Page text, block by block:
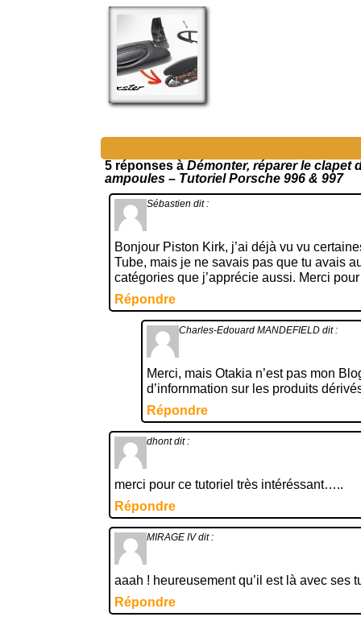
5 réponses à Démonter, réparer le clapet
ampoules – Tutoriel Porsche 996 & 997
Sébastien dit :
Bonjour Piston Kirk, j’ai déjà vu vu
Tube, mais je ne savais pas que tu avais
catégories que j’apprécie aussi. Merci
Répondre
Charles-Edouard MANDEFIELD dit :
Merci, mais Otakia n’est pas mon
d’infornmation sur les produits
Répondre
dhont dit :
merci pour ce tutoriel très intéréssant…..
Répondre
MIRAGE IV dit :
aaah ! heureusement qu’il est là avec
Répondre